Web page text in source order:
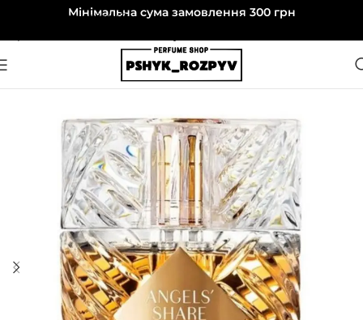
Перейти до навігаціїМінімальна сума замовлення 300 грн